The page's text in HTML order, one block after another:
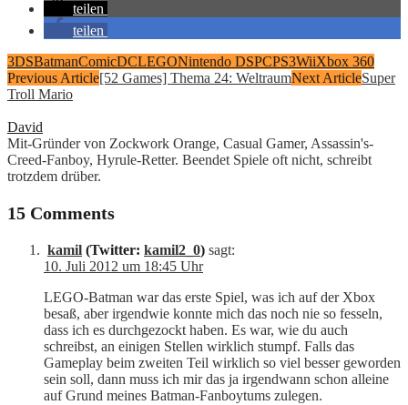
teilen
teilen
3DSBatmanComicDCLEGONintendo DSPCPS3WiiXbox 360
Previous Article[52 Games] Thema 24: WeltraumNext ArticleSuper
Troll Mario
David
Mit-Gründer von Zockwork Orange, Casual Gamer, Assassin's-
Creed-Fanboy, Hyrule-Retter. Beendet Spiele oft nicht, schreibt
trotzdem drüber.
15 Comments
kamil (Twitter: kamil2_0) sagt:
10. Juli 2012 um 18:45 Uhr
LEGO-Batman war das erste Spiel, was ich auf der Xbox
besaß, aber irgendwie konnte mich das noch nie so fesseln,
dass ich es durchgezockt haben. Es war, wie du auch
schreibst, an einigen Stellen wirklich stumpf. Falls das
Gameplay beim zweiten Teil wirklich so viel besser geworden
sein soll, dann muss ich mir das ja irgendwann schon alleine
auf Grund meines Batman-Fanboytums zulegen.